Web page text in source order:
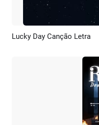
Pré-visualizar
Lucky Day Canção Letra